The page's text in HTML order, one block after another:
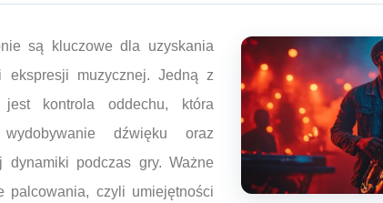
są kluczowe dla uzyskania
ekspresji muzycznej. Jedną z
jest kontrola oddechu, która
dźwięku oraz
dynamiki podczas gry. Ważne
palcowania, czyli umiejętności